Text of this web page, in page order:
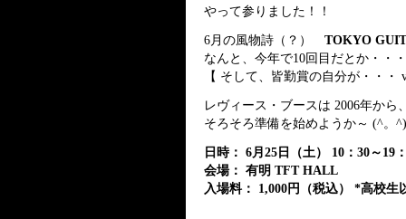
やって参りました！！
6月の風物詩（？） TOKYO
なんと、今年で10回目だとか・・
【 そして、皆勤賞の自分が・・・
レヴィース・ブースは 2006年か
そろそろ準備を始めようか～ (^。
日時： 6月25日（土） 10：30～19
会場： 有明 TFT HALL
入場料： 1,000円（税込） *高校生